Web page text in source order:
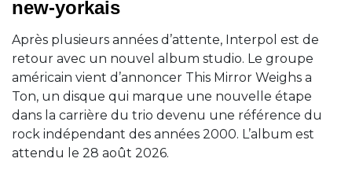
new-yorkais
Après plusieurs années d’attente, Interpol est de
retour avec un nouvel album studio. Le groupe
américain vient d’annoncer This Mirror Weighs a
Ton, un disque qui marque une nouvelle étape
dans la carrière du trio devenu une référence du
rock indépendant des années 2000. L’album est
attendu le 28 août 2026.